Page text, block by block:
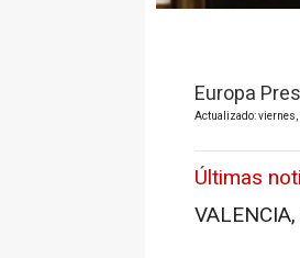
Europa
Actualizado:
Últimas